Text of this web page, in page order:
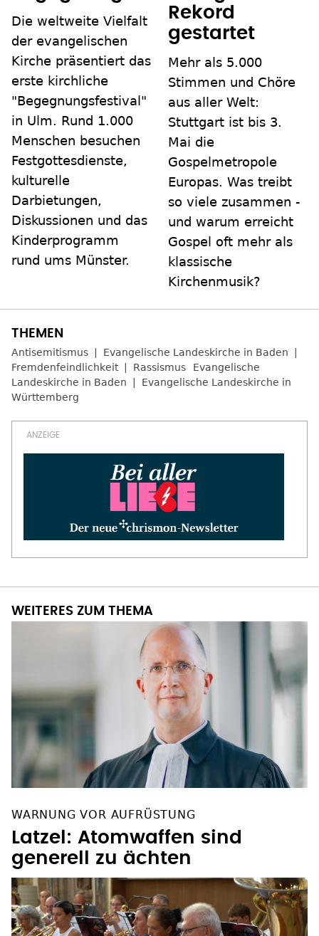
Die weltweite Vielfalt
der evangelischen
Kirche präsentiert das
erste kirchliche
"Begegnungsfestival"
in Ulm. Rund 1.000
Menschen besuchen
Festgottesdienste,
kulturelle
Darbietungen,
Diskussionen und das
Kinderprogramm
rund ums Münster.
Rekord
gestartet
Mehr als 5.000
Stimmen und Chöre
aus aller Welt:
Stuttgart ist bis 3.
Mai die
Gospelmetropole
Europas. Was treibt
so viele zusammen -
und warum erreicht
Gospel oft mehr als
klassische
Kirchenmusik?
Antisemitismus
Evangelische Landeskirche in Baden
Fremdenfeindlichkeit
Rassismus
Evangelische
Landeskirche in Baden
Evangelische Landeskirche in
Württemberg
WEITERES ZUM THEMA
WARNUNG VOR AUFRÜSTUNG
Latzel: Atomwaffen sind
generell zu ächten